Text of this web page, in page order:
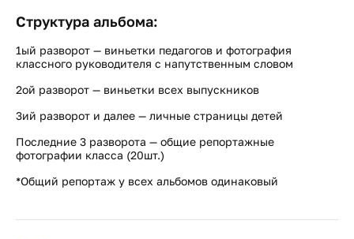
Структура альбома:
1ый разворот — виньетки педагогов и фотография
классного руководителя с напутственным словом
2ой разворот — виньетки всех выпускников
3ий разворот и далее — личные страницы детей
Последние 3 разворота — общие репортажные
фотографии класса (20шт.)
*Общий репортаж у всех альбомов одинаковый